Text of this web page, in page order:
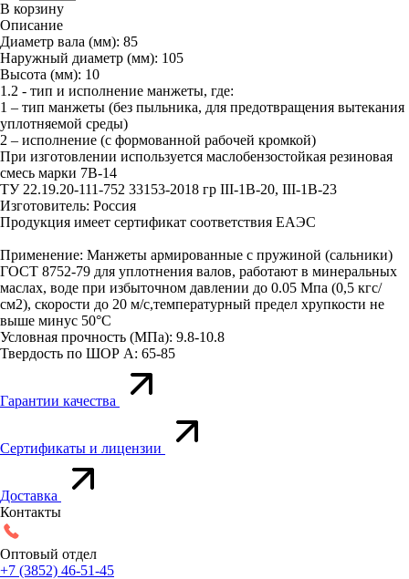
В корзину
Описание
Диаметр вала (мм): 85
Наружный диаметр (мм): 105
Высота (мм): 10
1.2 - тип и исполнение манжеты, где:
1 – тип манжеты (без пыльника, для предотвращения вытекания
уплотняемой среды)
2 – исполнение (с формованной рабочей кромкой)
При изготовлении используется маслобензостойкая резиновая
смесь марки 7В-14
ТУ 22.19.20-111-752 33153-2018 гр III-1В-20, III-1В-23
Изготовитель: Россия
Продукция имеет сертификат соответствия ЕАЭС
Применение: Манжеты армированные с пружиной (сальники)
ГОСТ 8752-79 для уплотнения валов, работают в минеральных
маслах, воде при избыточном давлении до 0.05 Мпа (0,5 кгс/
см2), скорости до 20 м/с,температурный предел хрупкости не
выше минус 50°С
Условная прочность (МПа): 9.8-10.8
Твердость по ШОР А: 65-85
Гарантии качества
Сертификаты и лицензии
Доставка
Контакты
Оптовый отдел
+7 (3852) 46-51-45